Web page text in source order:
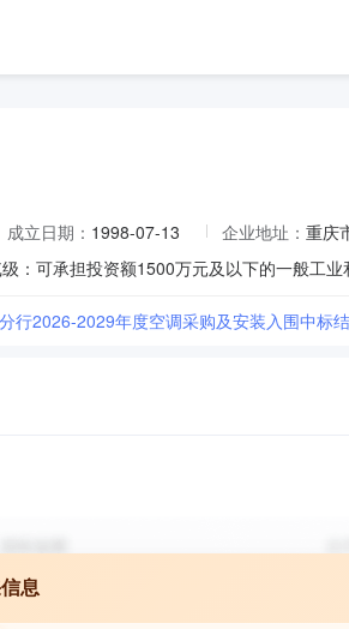
成立日期： 1998-07-13 企业地址： 重庆
行2026-2029年度空调采购及安装入围中标
息